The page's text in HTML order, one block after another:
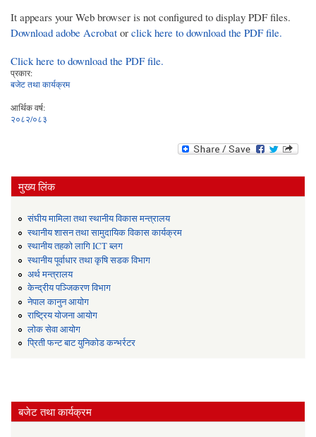
It appears your Web browser is not configured to display PDF files.
Download adobe Acrobat or click here to download the PDF file.
Click here to download the PDF file.
प्रकार:
बजेट तथा कार्यक्रम
आर्थिक वर्ष:
२०८२/०८३
मुख्य लिंक
संघीय मामिला तथा स्थानीय विकास मन्त्रालय
स्थानीय शासन तथा सामुदायिक विकास कार्यक्रम
स्थानीय तहको लागि ICT ब्लग
स्थानीय पूर्वाधार तथा कृषि सडक विभाग
अर्थ मन्त्रालय
केन्द्रीय पञ्जिकरण विभाग
नेपाल कानुन आयोग
राष्ट्रिय योजना आयोग
लोक सेवा आयोग
प्रिती फन्ट बाट युनिकोड कन्भर्रटर
बजेट तथा कार्यक्रम